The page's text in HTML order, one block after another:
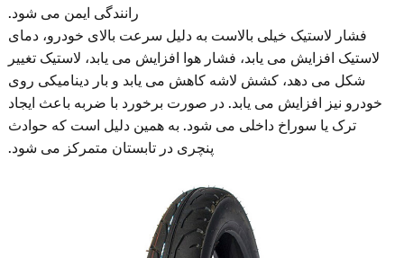
رانندگی ایمن می شود.
فشار لاستیک خیلی بالاست به دلیل سرعت بالای خودرو، دمای
لاستیک افزایش می یابد، فشار هوا افزایش می یابد، لاستیک تغییر
شکل می دهد، کشش لاشه کاهش می یابد و بار دینامیکی روی
خودرو نیز افزایش می یابد. در صورت برخورد با ضربه باعث ایجاد
ترک یا سوراخ داخلی می شود. به همین دلیل است که حوادث
پنچری در تابستان متمرکز می شود.